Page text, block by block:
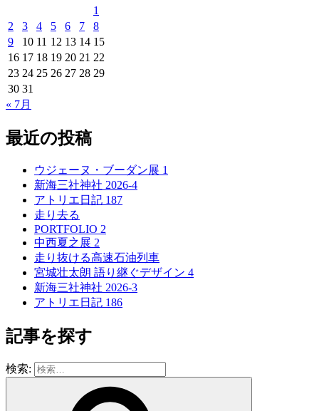
1
2
3 4 5 6 7
8
9
10 11 12 13 14 15
16 17 18 19 20 21 22
23 24 25 26 27 28 29
30 31
« 7月
最近の投稿
ウジェーヌ・ブーダン展 1
新海三社神社 2026-4
アトリエ日記 187
走り去る
PORTFOLIO 2
中西夏之展 2
走り抜ける高速石油列車
宮城壮太朗 語り継ぐデザイン 4
新海三社神社 2026-3
アトリエ日記 186
記事を探す
検索: